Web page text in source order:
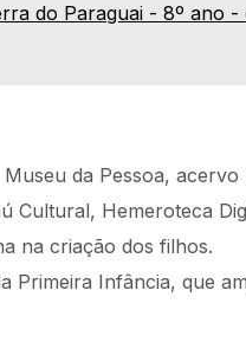
do Paraguai - 8º ano
da Pessoa,
Cultural, Hemeroteca
na criação dos filhos.
Primeira Infância, que